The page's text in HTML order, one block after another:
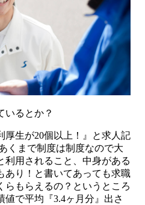
るとか？
厚生が20個以上！』と求人記
くまで制度は制度なので大
利用されること、中身がある
あり！と書いてあっても求職
らもらえるの？というところ
で平均『3.4ヶ月分』出さ